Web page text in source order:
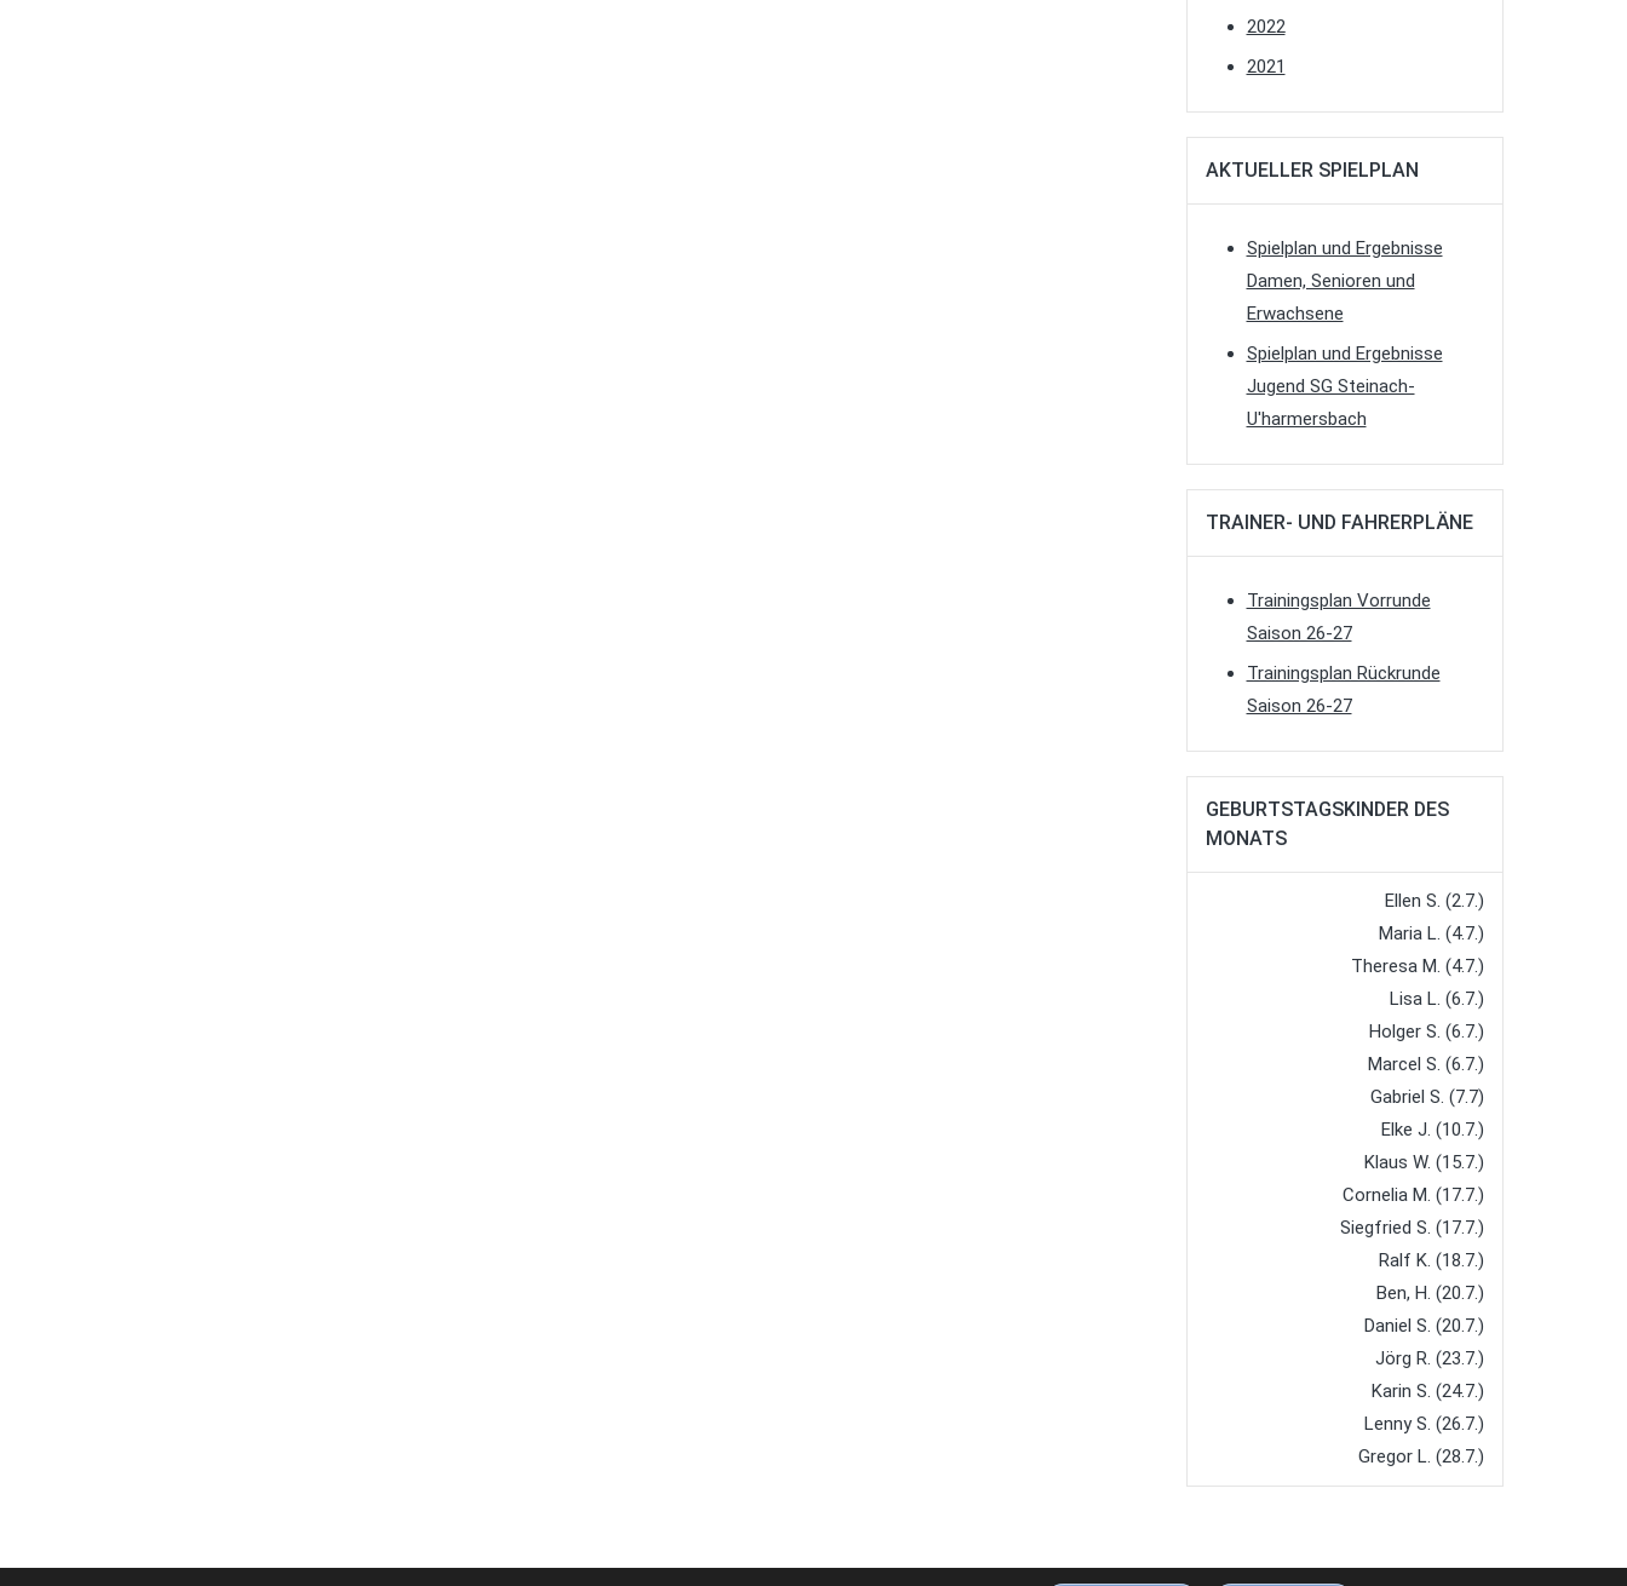
2022
2021
AKTUELLER SPIELPLAN
Spielplan und Ergebnisse
Damen, Senioren und
Erwachsene
Spielplan und Ergebnisse
Jugend SG Steinach-
U'harmersbach
TRAINER- UND FAHRERPLÄNE
Trainingsplan Vorrunde
Saison 26-27
Trainingsplan Rückrunde
Saison 26-27
GEBURTSTAGSKINDER DES
MONATS
Ellen S. (2.7.)
Maria L. (4.7.)
Theresa M. (4.7.)
Lisa L. (6.7.)
Holger S. (6.7.)
Marcel S. (6.7.)
Gabriel S. (7.7)
Elke J. (10.7.)
Klaus W. (15.7.)
Cornelia M. (17.7.)
Siegfried S. (17.7.)
Ralf K. (18.7.)
Ben, H. (20.7.)
Daniel S. (20.7.)
Jörg R. (23.7.)
Karin S. (24.7.)
Lenny S. (26.7.)
Gregor L. (28.7.)